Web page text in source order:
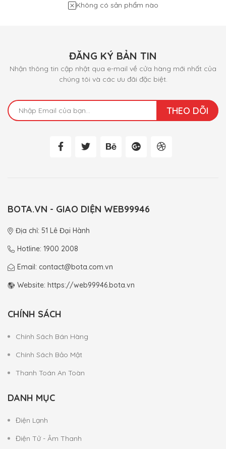
Không có sản phẩm nào
ĐĂNG KÝ BẢN TIN
Nhận thông tin cập nhật qua e-mail về cửa hàng mới nhất của
chúng tôi và các ưu đãi đặc biệt.
THEO DÕI
BOTA.VN - GIAO DIỆN WEB99946
Địa chỉ: 51 Lê Đại Hành
Hotline: 1900 2008
Email: contact@bota.com.vn
Website: https://web99946.bota.vn
CHÍNH SÁCH
Chính Sách Bán Hàng
Chính Sách Bảo Mật
Thanh Toán An Toàn
DANH MỤC
Điện Lạnh
Điện Tử - Âm Thanh